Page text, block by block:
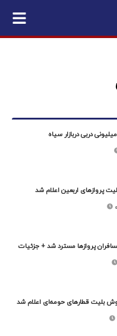
پروازهای اربعین اعلام شد
پروازها مسترد شد + جزئیات
بلیت قطارهای حومه‌ای اعلام شد